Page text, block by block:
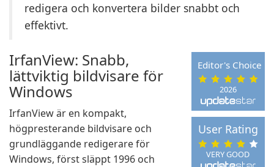
redigera och konvertera bilder snabbt och
effektivt.
2026
Editor's Choice
VERY GOOD
User Rating
IrfanView: Snabb,
lättviktig bildvisare för
Windows
IrfanView är en kompakt,
högpresterande bildvisare och
grundläggande redigerare för
Windows, först släppt 1996 och